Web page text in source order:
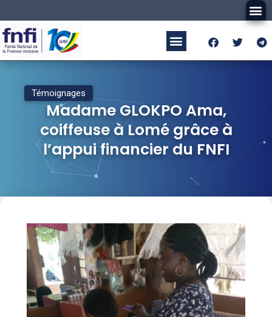
Témoignages
Madame GLOKPO Ama,
coiffeuse à Lomé grâce à
l’appui financier du FNFI